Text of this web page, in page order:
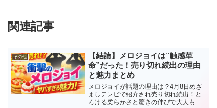
関連記事
その他
【結論】メロジョイは“触感革
命”だった！売り切れ続出の理由
と魅力まとめ
メロジョイが話題の理由は？4月8日めざ
ましテレビで紹介され売り切れ続出！と
ろける柔らかさと驚きの伸びで大人もハ